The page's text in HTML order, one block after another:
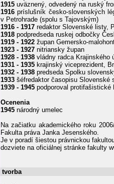
1915 uväznený, odvedený na ruský
1916 príslušník česko-slovenských
v Petrohrade (spolu s Tajovským)
1916 - 1917 redaktor Slovenské listy,
1918 podpredseda ruskej odbočky
1919 - 1922 župan Gemersko-
1923 - 1927 nitriansky župan
1928 - 1938 vládny radca Krajinského
1931 - 1935 krajinský viceprezident,
1932 - 1938 predseda Spolku
1933 šéfredaktor časopisu Slovenské
1939 - 1945 podporoval protifašistické
Ocenenia
1945 národný umelec
Na začiatku akademického roku
Fakulta práva Janka Jesenského.
Je v poradí šiestou právnickou
dozviete na oficiálnej stránke fakulty
tvorba